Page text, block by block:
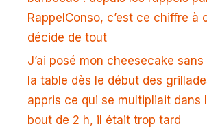
RappelConso, c’est ce chiffre à
décide de tout
J’ai posé mon cheesecake
la table dès le début des
appris ce qui se multipliait dans
bout de 2 h, il était trop tard